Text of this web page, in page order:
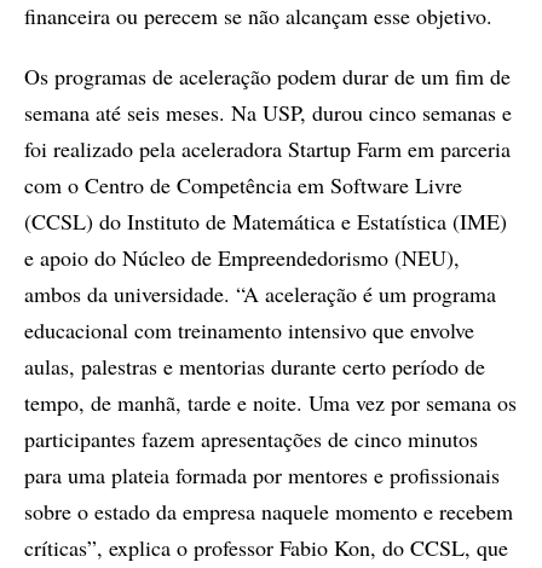
financeira ou perecem se não alcançam esse objetivo.
Os programas de aceleração podem durar de um fim de
semana até seis meses. Na USP, durou cinco semanas e
foi realizado pela aceleradora Startup Farm em parceria
com o Centro de Competência em Software Livre
(CCSL) do Instituto de Matemática e Estatística (IME)
e apoio do Núcleo de Empreendedorismo (NEU),
ambos da universidade. “A aceleração é um programa
educacional com treinamento intensivo que envolve
aulas, palestras e mentorias durante certo período de
tempo, de manhã, tarde e noite. Uma vez por semana os
participantes fazem apresentações de cinco minutos
para uma plateia formada por mentores e profissionais
sobre o estado da empresa naquele momento e recebem
críticas”, explica o professor Fabio Kon, do CCSL, que